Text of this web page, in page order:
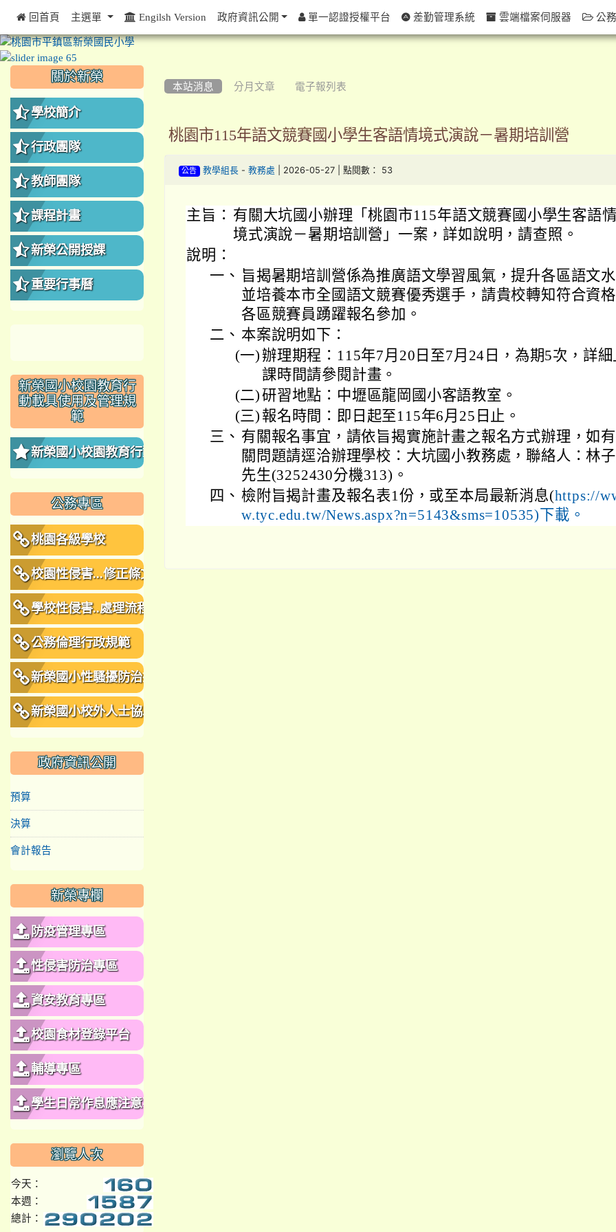
本站消息 分月文章 電子報列表
桃園市115年語文競賽國小學生客語情境式演說－暑期培訓營
公告 教學組長- 教務處 | 2026-05-27 | 點閱數： 53
主旨： 有關大坑國小辦理「桃園市115年語文競賽國小學生客語情
境式演說－暑期培訓營」一案，詳如說明，請查照。
說明：
一、 旨揭暑期培訓營係為推廣語文學習風氣，提升各區語文
並培養本市全國語文競賽優秀選手，請貴校轉知符合資
各區競賽員踴躍報名參加。
二、 本案說明如下：
(一)辦理期程：115年7月20日至7月24日，為期5次，詳細
課時間請參閱計畫。
(二)研習地點：中壢區龍岡國小客語教室。
(三) 報名時間：即日起至115年6月25日止。
三、 有關報名事宜，請依旨揭實施計畫之報名方式辦理，如
關問題請逕洽辦理學校：大坑國小教務處，聯絡人：林
先生(3252430分機313)。
四、 檢附旨揭計畫及報名表1份，或至本局最新消息(https://
w.tyc.edu.tw/News.aspx?n=5143&sms=10535)下載。
::: 關於新榮
學校簡介
行政團隊
教師團隊
課程計畫
新榮公開授課
重要行事曆
新榮國小校園教育行
動載具使用及管理規
範
新榮國小校園教育行動
公務專區
桃園各級學校
校園性侵害...修正條文
學校性侵害..處理流程
公務倫理行政規範
新榮國小性騷擾防治措
施、申訴及懲戒規範
新榮國小校外人士協助
政府資訊公開
預算
決算
會計報告
新榮專欄
防疫管理專區
性侵害防治專區
資安教育專區
校園食材登錄平台
輔導專區
學生日常作息應注意事
瀏覽人次
今天：
本週：
總計：
::: 回首頁 主選單 Engilsh Version 政府資訊公開 單一認證授權平台 差勤管理系統 雲端檔案伺服器 公